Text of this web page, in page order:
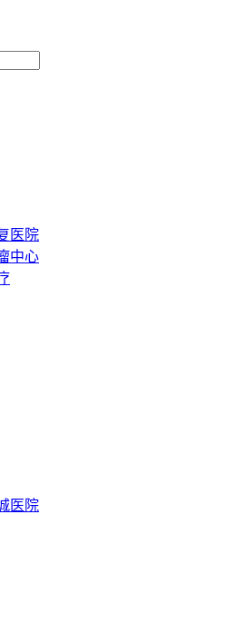
医院
中心
医院